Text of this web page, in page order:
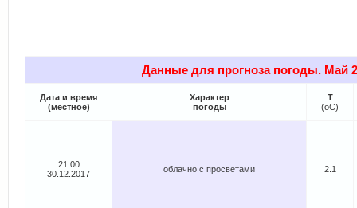
Данные для прогноза погоды. Май
Дата и время
(местное)
Характер
погоды
Т
(oC)
21:00
30.12.2017
облачно с просветами 2.1